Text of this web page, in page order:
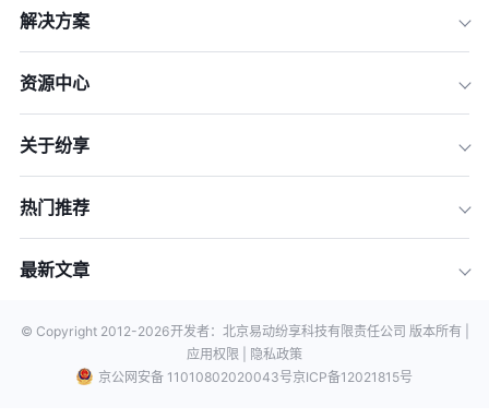
解决方案
资源中心
关于纷享
热门推荐
最新文章
© Copyright 2012-2026开发者：北京易动纷享科技有限责任公司 版本所有 |
应用权限 |
隐私政策
京公网安备 11010802020043号京ICP备12021815号